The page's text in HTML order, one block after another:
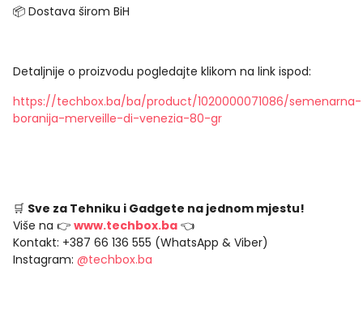
📦 Dostava širom BiH
Detaljnije o proizvodu pogledajte klikom na link ispod:
https://techbox.ba/ba/product/1020000071086/semenarna-
boranija-merveille-di-venezia-80-gr
🛒 Sve za Tehniku i Gadgete na jednom mjestu!
Više na 👉 www.techbox.ba 👈
Kontakt: +387 66 136 555 (WhatsApp & Viber)
Instagram: @techbox.ba